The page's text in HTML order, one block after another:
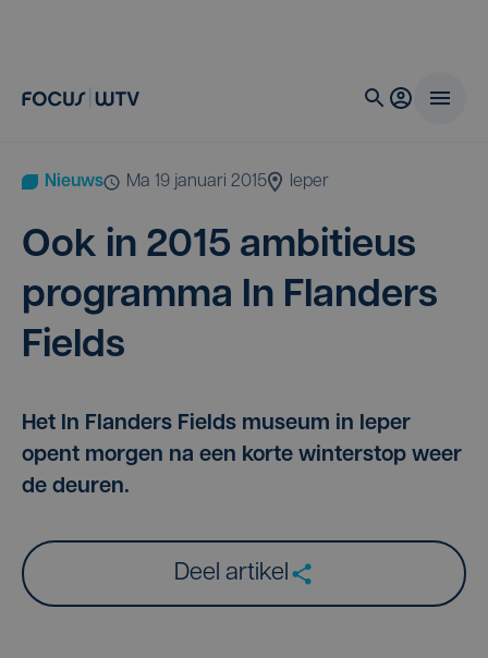
Nieuws ma 19 januari 2015 Ieper
Ook in 2015 ambi­ti­eus
pro­gram­ma In Flan­ders
Fields
Het In Flanders Fields museum in Ieper
opent morgen na een korte winterstop weer
de deuren.
Deel artikel